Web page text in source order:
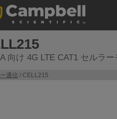
向け 4G LTE CAT1 セルラ
通信 / CELL215